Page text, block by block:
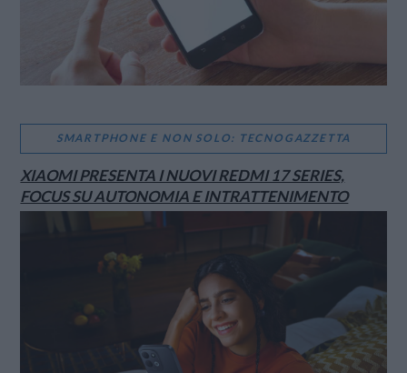
SMARTPHONE E NON SOLO: TECNOGAZZETTA
XIAOMI PRESENTA I NUOVI REDMI 17 SERIES,
FOCUS SU AUTONOMIA E INTRATTENIMENTO